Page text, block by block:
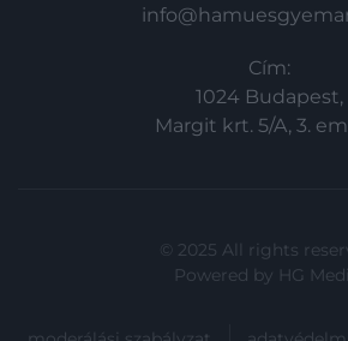
Cím:
1024 Budapest,
Margit krt. 5/A, 3. em.
© 2025 All rights
Powered by HG